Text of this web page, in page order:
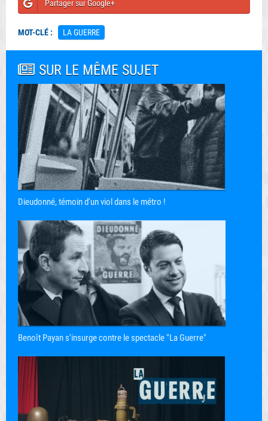
Partager sur Google+
MOT-CLÉ : LA GUERRE
SUR LE MÊME SUJET
Dieudonné, témoin d'un viol dans le métro !
Benoît Payan s'insurge contre le spectacle "La Guerre"